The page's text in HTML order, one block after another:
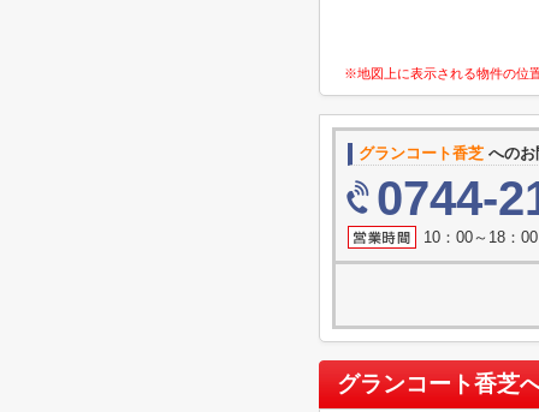
※地図上に表示される物件の位
グランコート香芝 への
0744-
10：00～18：
グランコート香芝